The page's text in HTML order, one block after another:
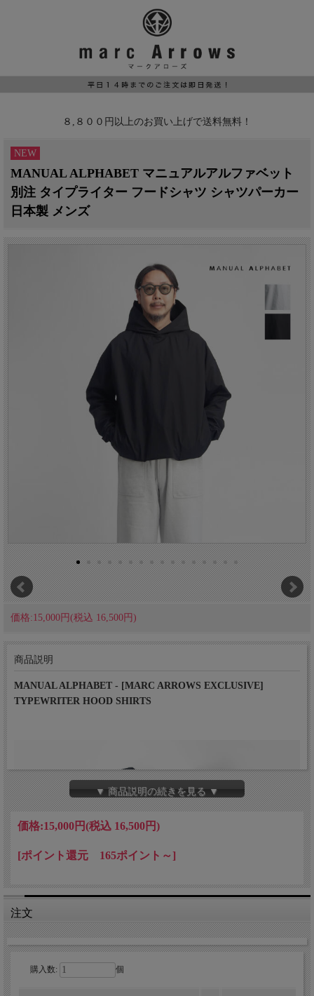
８,８００円以上のお買い上げで送料無料！
NEW
MANUAL ALPHABET マニュアルアルファベット
別注 タイプライター フードシャツ シャツパーカー
日本製 メンズ
価格:15,000円(税込 16,500円)
商品説明
MANUAL ALPHABET - [MARC ARROWS EXCLUSIVE]
TYPEWRITER HOOD SHIRTS
▼ 商品説明の続きを見る ▼
価格:15,000円(税込 16,500円)
[ポイント還元 165ポイント～]
注文
購入数: 個